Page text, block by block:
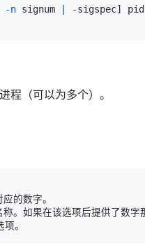
-n signum -sigspec] pid
程（可以为多个）。